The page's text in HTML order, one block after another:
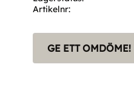
Artikelnr
GE ETT OMDÖME!